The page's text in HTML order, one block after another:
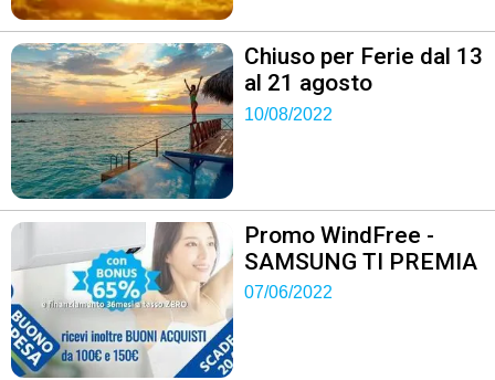
Chiuso per Ferie dal 13
al 21 agosto
10/08/2022
Promo WindFree -
SAMSUNG TI PREMIA
07/06/2022